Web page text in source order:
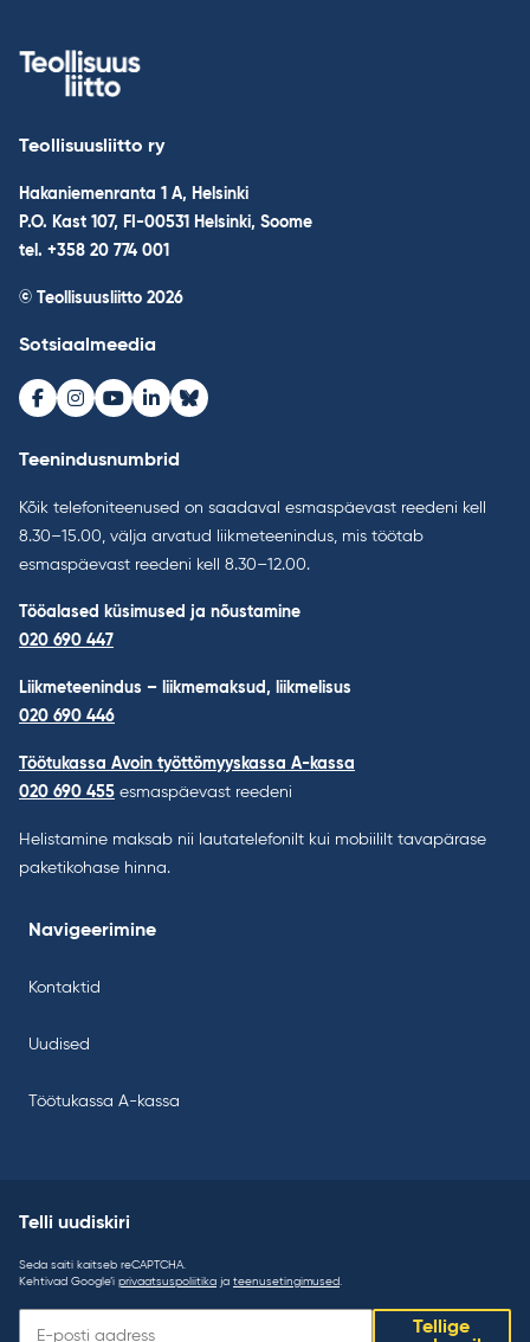
Teollisuusliitto ry
Hakaniemenranta 1 A, Helsinki
P.O. Kast 107, FI-00531 Helsinki, Soome
tel. +358 20 774 001
© Teollisuusliitto 2026
Sotsiaalmeedia
Facebook
Instagram
Youtube
LinkedInBluesky
Teenindusnumbrid
Kõik telefoniteenused on saadaval esmaspäevast reedeni kell
8.30–15.00, välja arvatud liikmeteenindus, mis töötab
esmaspäevast reedeni kell 8.30–12.00.
Tööalased küsimused ja nõustamine
020 690 447
Liikmeteenindus – liikmemaksud, liikmelisus
020 690 446
Töötukassa Avoin työttömyyskassa A-kassa
020 690 455 esmaspäevast reedeni
Helistamine maksab nii lautatelefonilt kui mobiililt tavapärase
paketikohase hinna.
Navigeerimine
Kontaktid
Uudised
Töötukassa A-kassa
Telli uudiskiri
Seda saiti kaitseb reCAPTCHA.
Kehtivad Google’i privaatsuspoliitika ja teenusetingimused
uudiskiri:
Tellige